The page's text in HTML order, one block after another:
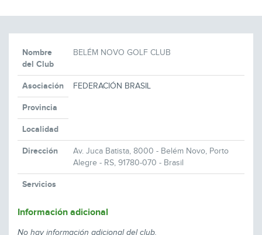
Nombre
del Club
BELÉM NOVO GOLF CLUB
Asociación FEDERACIÓN BRASIL
Provincia
Localidad
Dirección
Av. Juca Batista, 8000 - Belém Novo, Porto
Alegre - RS, 91780-070 - Brasil
Servicios
Información adicional
No hay información adicional del club.